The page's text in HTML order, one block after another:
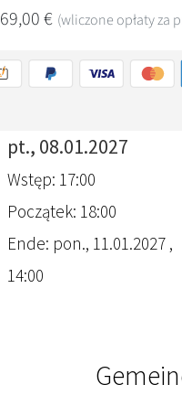
pt., 08.01.2027
Wstęp: 17:00
Początek: 18:00
Ende: pon., 11.01.2027 ,
14:00